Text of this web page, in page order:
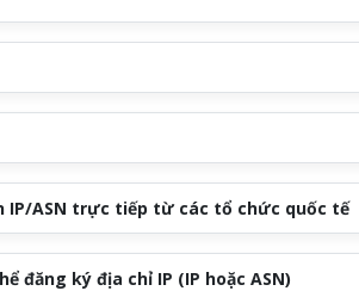
IP/ASN trực tiếp từ các tổ chức quốc tế
đăng ký địa chỉ IP (IP hoặc ASN)